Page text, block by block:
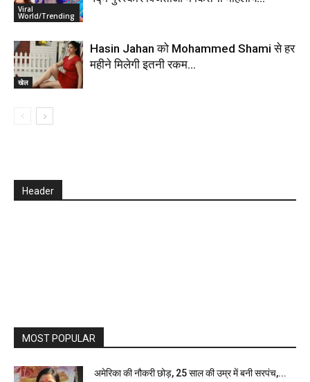
Viral
World/Trending
खेल
Hasin Jahan को Mohammed Shami से हर
महीने मिलेगी इतनी रकम…
Header
MOST POPULAR
अमेरिका की नौकरी छोड़, 25 साल की उम्र में बनी सरपंच,...